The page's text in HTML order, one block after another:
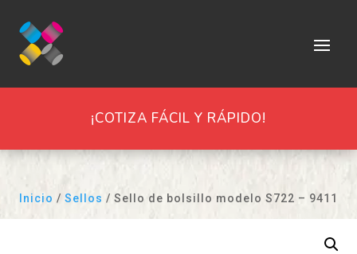
¡COTIZA FÁCIL Y RÁPIDO!
Inicio / Sellos / Sello de bolsillo modelo S722 – 9411